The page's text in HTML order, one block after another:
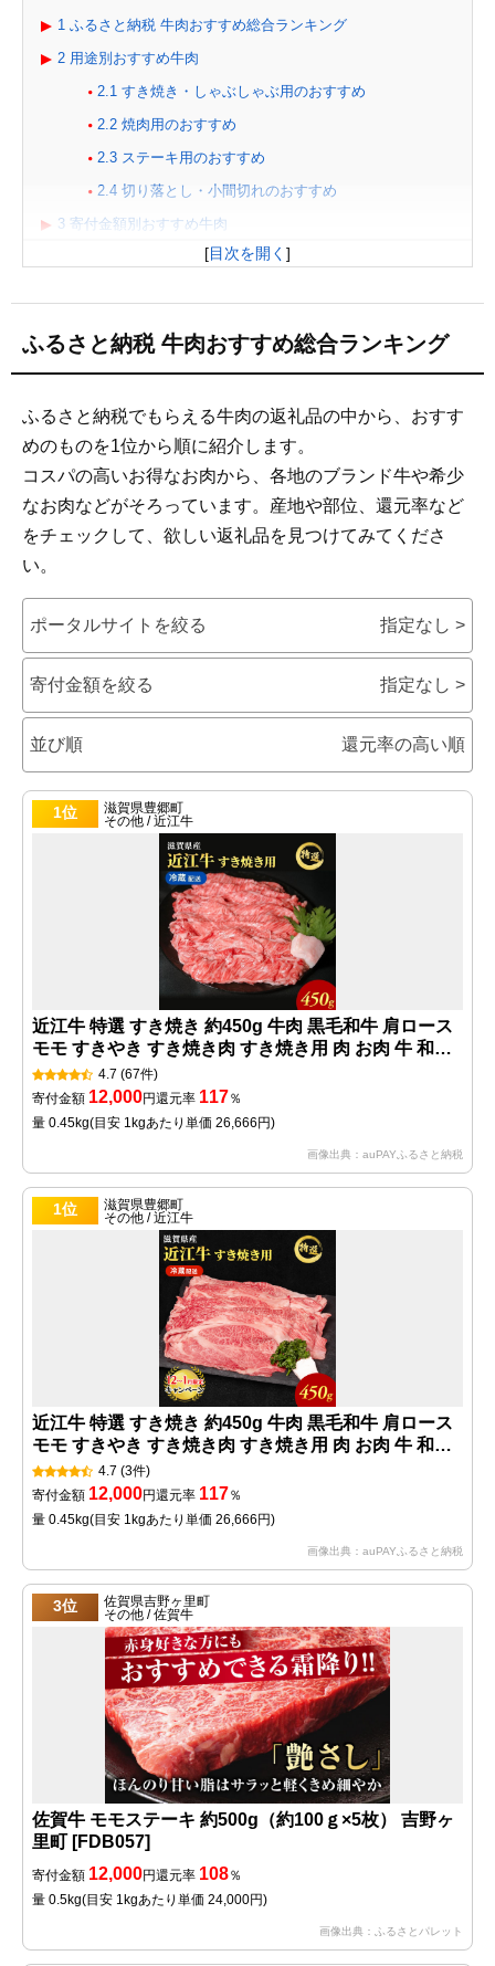
[ 目次を開く ]
1 ふるさと納税 牛肉おすすめ総合ランキング
2 用途別おすすめ牛肉
2.1 すき焼き・しゃぶしゃぶ用のおすすめ
2.2 焼肉用のおすすめ
2.3 ステーキ用のおすすめ
2.4 切り落とし・小間切れのおすすめ
3 寄付金額別おすすめ牛肉
1万円台で選べる牛肉
4 失敗しない牛肉の選び方
4.2冷凍・配送方法の確認
4.3家族人数別の適量目安
結局どれを選べばいい？タイプ別おすすめ早見まとめ
コスパ重視ならこの牛肉
6 よくある質問
6.1発送時期はいつ頃ですか
6.2小分けになっていますか
6.3冷凍保存期間はどのくらいですか
ふるさと納税 牛肉おすすめ総合ランキング
ふるさと納税でもらえる牛肉の返礼品の中から、おすす
めのものを1位から順に紹介します。
コスパの高いお得なお肉から、各地のブランド牛や希少
なお肉などがそろっています。産地や部位、還元率など
をチェックして、欲しい返礼品を見つけてみてくださ
い。
ポータルサイトを絞る 指定なし >
寄付金額を絞る 指定なし >
並び順 還元率の高い順
1位
滋賀県豊郷町
その他 / 近江牛
近江牛 特選 すき焼き 約450g 牛肉 黒毛和牛 肩ロース
モモ すきやき すき焼き肉 すき焼き用 肉 お肉 牛 和牛
納期 最長3カ月 冷蔵
4.7 (67件)
寄付金額 12,000円還元率 117％
量 0.45kg(目安 1kgあたり単価 26,666円)
画像出典：auPAYふるさと納税
1位
滋賀県豊郷町
その他 / 近江牛
近江牛 特選 すき焼き 約450g 牛肉 黒毛和牛 肩ロース
モモ すきやき すき焼き肉 すき焼き用 肉 お肉 牛 和牛
納期 最長3カ月 冷蔵
4.7 (3件)
寄付金額 12,000円還元率 117％
量 0.45kg(目安 1kgあたり単価 26,666円)
画像出典：auPAYふるさと納税
3位
佐賀県吉野ヶ里町
その他 / 佐賀牛
佐賀牛 モモステーキ 約500g（約100ｇ×5枚） 吉野ヶ
里町 [FDB057]
寄付金額 12,000円還元率 108％
量 0.5kg(目安 1kgあたり単価 24,000円)
画像出典：ふるさとパレット